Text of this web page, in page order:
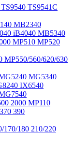
TS9541C
MB2340
iB4040 MB5340
MP510 MP520
MP550/560/620/630
MG5340
IX6540
2000 MP110
390
170/180 210/220